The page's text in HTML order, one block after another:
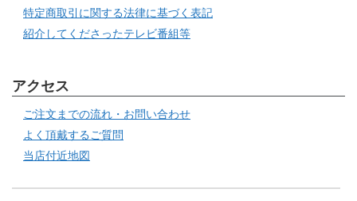
特定商取引に関する法律に基づく表記
紹介してくださったテレビ番組等
アクセス
ご注文までの流れ・お問い合わせ
よく頂戴するご質問
当店付近地図